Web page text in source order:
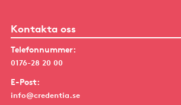
Kontakta oss
Telefonnummer:
0176-28 20 00
E-Post:
info@credentia.se